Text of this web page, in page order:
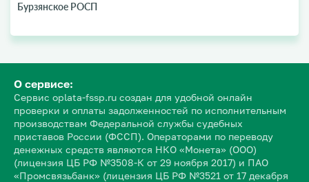
Бурзянское РОСП
О сервисе:
Сервис oplata-fssp.ru создан для удобной онлайн
проверки и оплаты задолженностей по исполнительным
производствам Федеральной службы судебных
приставов России (ФССП). Операторами по переводу
денежных средств являются НКО «Монета» (ООО)
(лицензия ЦБ РФ №3508-К от 29 ноября 2017) и ПАО
«Промсвязьбанк» (лицензия ЦБ РФ №3521 от 17 декабря